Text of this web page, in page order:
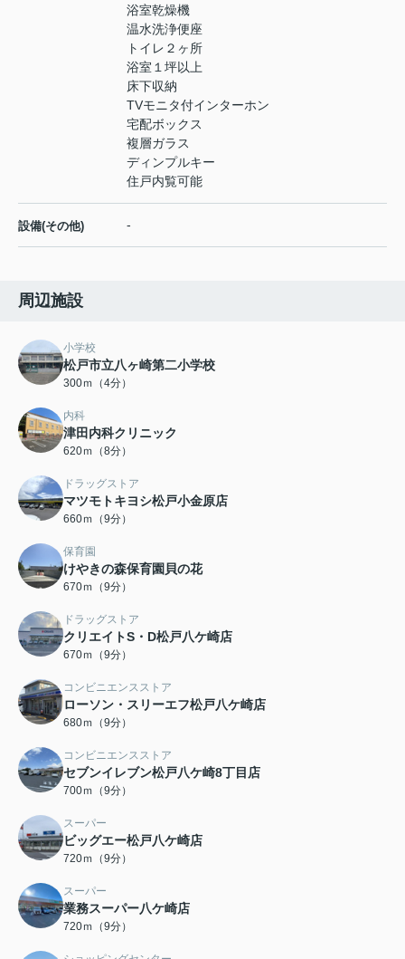
浴室乾燥機
温水洗浄便座
トイレ２ヶ所
浴室１坪以上
床下収納
TVモニタ付インターホン
宅配ボックス
複層ガラス
ディンプルキー
住戸内覧可能
設備(その他) -
周辺施設
小学校
松戸市立八ヶ崎第二小学校
300ｍ（4分）
内科
津田内科クリニック
620ｍ（8分）
ドラッグストア
マツモトキヨシ松戸小金原店
660ｍ（9分）
保育園
けやきの森保育園貝の花
670ｍ（9分）
ドラッグストア
クリエイトS・D松戸八ケ崎店
670ｍ（9分）
コンビニエンスストア
ローソン・スリーエフ松戸八ケ崎店
680ｍ（9分）
コンビニエンスストア
セブンイレブン松戸八ケ崎8丁目店
700ｍ（9分）
スーパー
ビッグエー松戸八ケ崎店
720ｍ（9分）
スーパー
業務スーパー八ケ崎店
720ｍ（9分）